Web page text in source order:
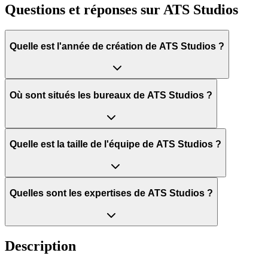
Questions et réponses surATS Studios
Quelle est l'année de création de ATS Studios ?
Où sont situés les bureaux de ATS Studios ?
Quelle est la taille de l'équipe de ATS Studios ?
Quelles sont les expertises de ATS Studios ?
Description